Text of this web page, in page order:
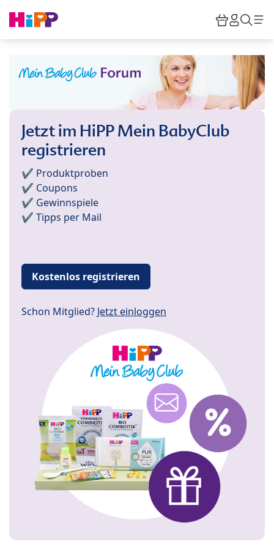
HiPP
Jetzt im HiPP Mein BabyClub
registrieren
✔️ Produktproben
✔️ Coupons
✔️ Gewinnspiele
✔️ Tipps per Mail
Kostenlos registrieren
Schon Mitglied? Jetzt einloggen